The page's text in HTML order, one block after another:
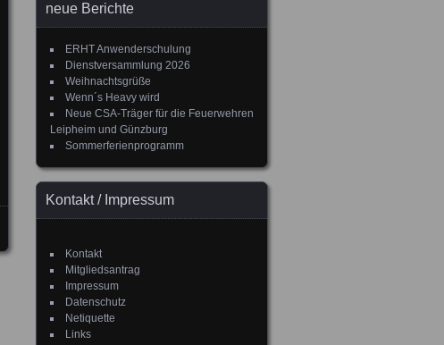
neue Berichte
ERHT Anwenderschulung
Dienstversammlung 2026
Weihnachtsgrüße
Wenn´s Heavy wird
Neue CSA-Träger für die Feuerwehren
Leipheim und Günzburg
Sommerferienprogramm
Kontakt / Impressum
Kontakt
Mitgliedsantrag
Impressum
Datenschutz
Netiquette
Links